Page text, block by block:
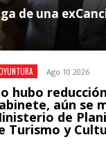
de una
Ago 10 2026
hubo
aún se
de
Turismo y